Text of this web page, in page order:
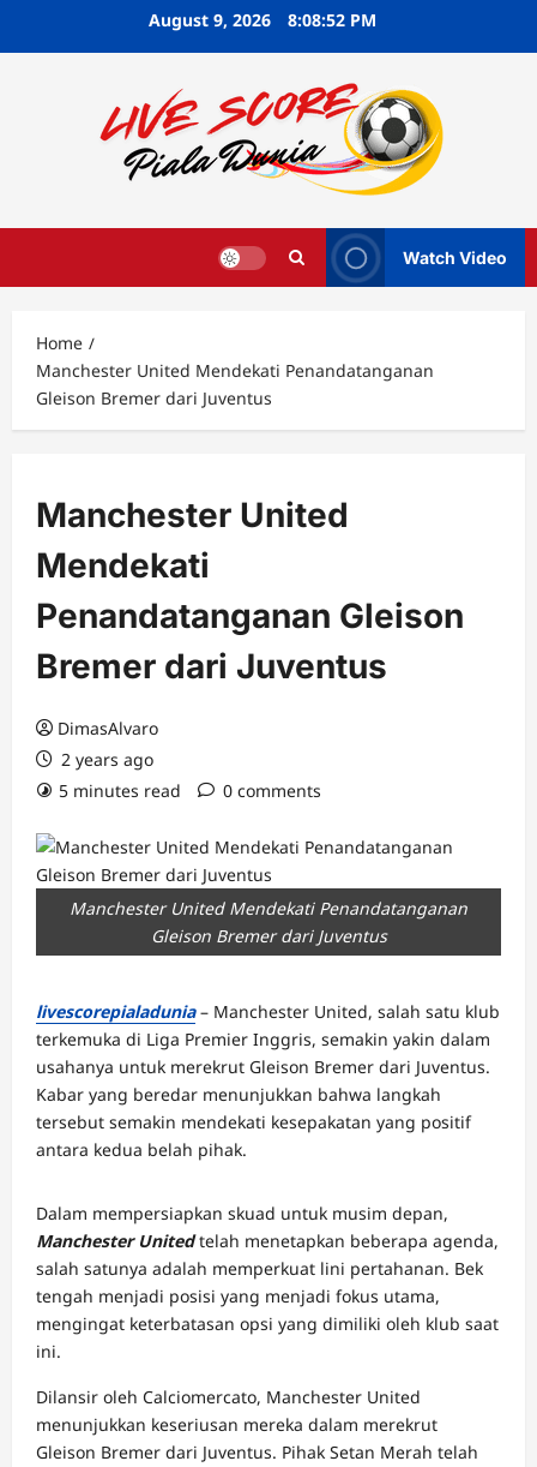
August 9, 2026 8:08:53 PM
Watch Video
Home
Manchester United Mendekati Penandatanganan
Gleison Bremer dari Juventus
Manchester United
Mendekati
Penandatanganan Gleison
Bremer dari Juventus
DimasAlvaro
2 years ago
5 minutes read
0 comments
Manchester United Mendekati Penandatanganan
Gleison Bremer dari Juventus
livescorepialadunia– Manchester United, salah satu klub
terkemuka di Liga Premier Inggris, semakin yakin dalam
usahanya untuk merekrut Gleison Bremer dari Juventus.
Kabar yang beredar menunjukkan bahwa langkah
tersebut semakin mendekati kesepakatan yang positif
antara kedua belah pihak.
Dalam mempersiapkan skuad untuk musim depan,
Manchester Unitedtelah menetapkan beberapa agenda,
salah satunya adalah memperkuat lini pertahanan. Bek
tengah menjadi posisi yang menjadi fokus utama,
mengingat keterbatasan opsi yang dimiliki oleh klub saat
ini.
Dilansir oleh Calciomercato, Manchester United
menunjukkan keseriusan mereka dalam merekrut
Gleison Bremer dari Juventus. Pihak Setan Merah telah